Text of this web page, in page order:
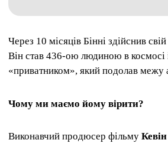
Через 10 місяців Бінні здійснив
Він став 436-ою людиною в космосі
«приватником», який подолав межу
Чому ми маємо йому вірити?
Виконавчий продюсер фільму